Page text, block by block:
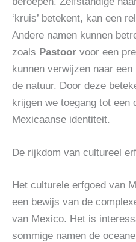
‘kruis’ betekent, kan een
Andere namen kunnen
zoals Pastoor voor een
kunnen verwijzen naar
de natuur. Door deze
krijgen we toegang tot een
Mexicaanse identiteit.
De rijkdom van cultureel
Het culturele erfgoed van
een bewijs van de
van Mexico. Het is
sommige namen de